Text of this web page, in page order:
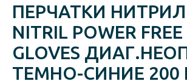
ПЕРЧАТКИ НИТРИЛ
NITRIL POWER
GLOVES
ТЕМНО-СИНИЕ 200